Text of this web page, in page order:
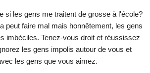
si les gens me traitent de grosse à l'école?
peut faire mal mais honnêtement, les gens
imbéciles. Tenez-vous droit et réussissez
les gens impolis autour de vous et
les gens que vous aimez.